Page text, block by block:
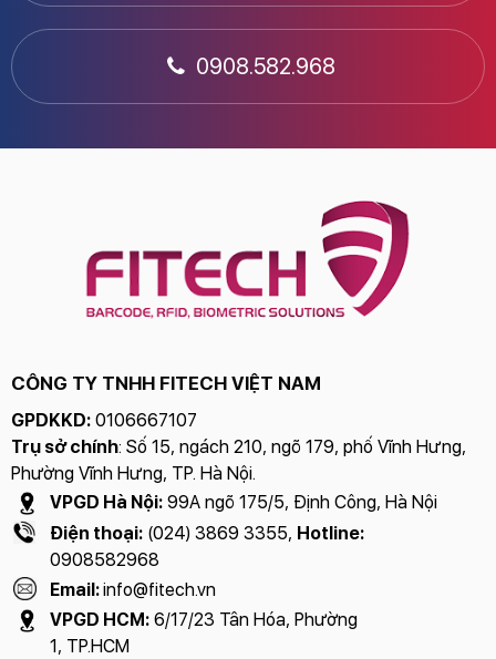
0908.582.968
CÔNG TY TNHH FITECH VIỆT NAM
GPDKKD: 0106667107
Trụ sở chính: Số 15, ngách 210, ngõ 179, phố Vĩnh Hưng,
Phường Vĩnh Hưng, TP. Hà Nội.
VPGD Hà Nội: 99A ngõ 175/5, Định Công, Hà Nội
Điện thoại: (024) 3869 3355, Hotline:
0908582968
Email:info@fitech.vn
VPGD HCM: 6/17/23 Tân Hóa, Phường
1, TP.HCM